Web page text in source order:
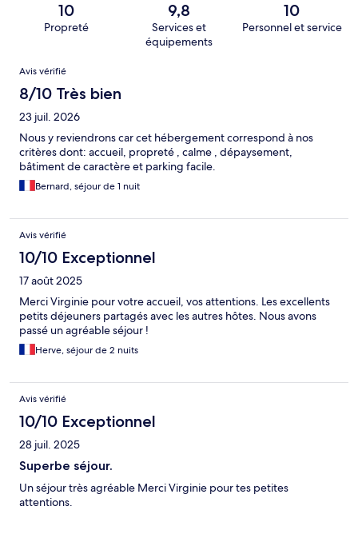
10
Propreté
9,8
Services et
équipements
10
Personnel et service
Avis
Avis vérifié
8/10 Très bien
23 juil. 2026
Nous y reviendrons car cet hébergement correspond à nos
critères dont: accueil, propreté , calme , dépaysement,
bâtiment de caractère et parking facile.
Bernard, séjour de 1 nuit
Avis vérifié
10/10 Exceptionnel
17 août 2025
Merci Virginie pour votre accueil, vos attentions. Les excellents
petits déjeuners partagés avec les autres hôtes. Nous avons
passé un agréable séjour !
Herve, séjour de 2 nuits
Avis vérifié
10/10 Exceptionnel
28 juil. 2025
Superbe séjour.
Un séjour très agréable Merci Virginie pour tes petites
attentions.